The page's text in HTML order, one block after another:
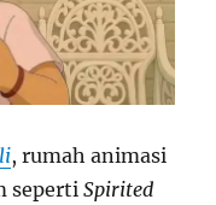
, rumah animasi
sepertiSpirited